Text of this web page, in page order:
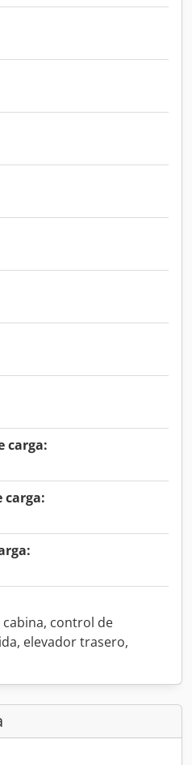
carga:
carga:
cabina, control de
elevador trasero,